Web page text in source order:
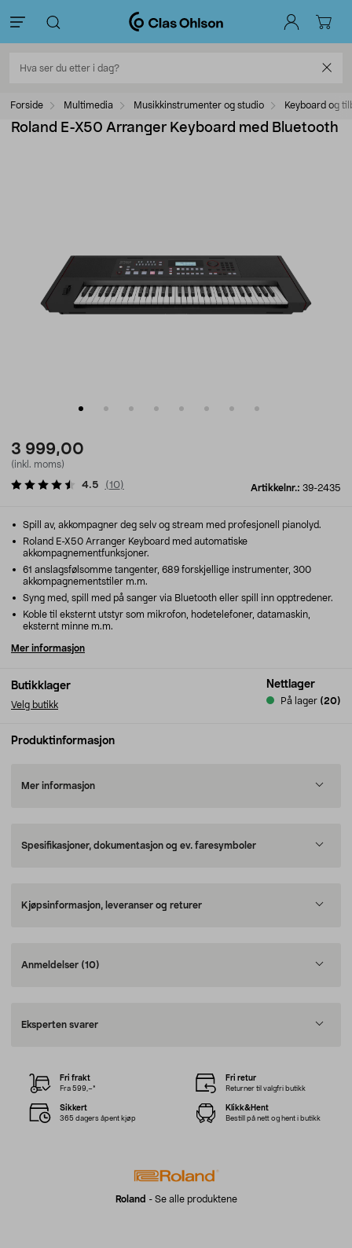
Forside Multimedia Musikkinstrumenter og studio Keyboard og
Roland E-X50 Arranger Keyboard med Bluetooth
3 999,00
(inkl. moms)
Artikkelnr.: 39-2435
4.5 (10)
Butikklager
Velg butikk
Nettlager
På lager (20)
Spill av, akkompagner deg selv og stream med profesjonell pianolyd.
Roland E-X50 Arranger Keyboard med automatiske
akkompagnementfunksjoner.
61 anslagsfølsomme tangenter, 689 forskjellige instrumenter, 300
akkompagnementstiler m.m.
Syng med, spill med på sanger via Bluetooth eller spill inn opptredener.
Koble til eksternt utstyr som mikrofon, hodetelefoner, datamaskin,
eksternt minne m.m.
Mer informasjon
Produktinformasjon
Mer informasjon
Spesifikasjoner, dokumentasjon og ev. faresymboler
Kjøpsinformasjon, leveranser og returer
Anmeldelser (10)
Eksperten svarer
Roland - Se alle produktene
Fri frakt
Fra 599,–*
Fri retur
Returner til valgfri butikk
Sikkert
365 dagers åpent kjøp
Klikk&Hent
Bestill på nett og hent i butikk